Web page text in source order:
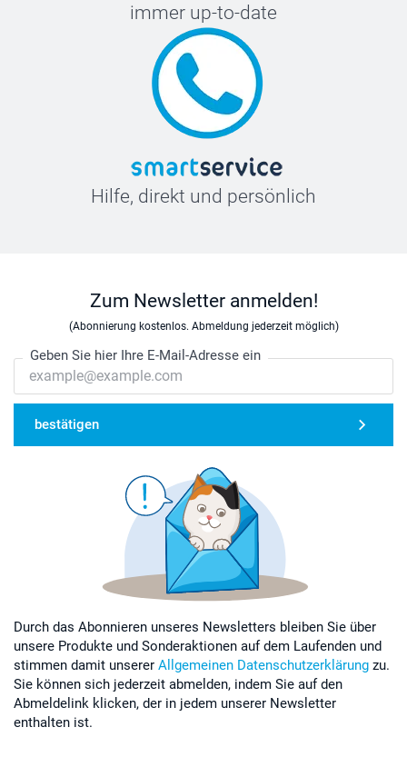
immer up-to-date
Hilfe, direkt und persönlich
Zum Newsletter anmelden!
(Abonnierung kostenlos. Abmeldung jederzeit möglich)
Geben Sie hier Ihre E-Mail-Adresse ein
bestätigen
Durch das Abonnieren unseres Newsletters bleiben Sie über
unsere Produkte und Sonderaktionen auf dem Laufenden und
stimmen damit unserer Allgemeinen Datenschutzerklärung zu.
Sie können sich jederzeit abmelden, indem Sie auf den
Abmeldelink klicken, der in jedem unserer Newsletter
enthalten ist.